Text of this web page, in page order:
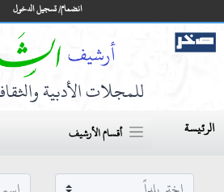
انضمام/ تسجيل الدخول
للمجلات الأدبية
الرئيسة أقسام الأرشيف